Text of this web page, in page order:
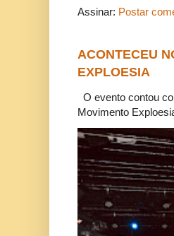
Assinar: Postar
ACONTECEU
EXPLOESIA
O evento contou
Movimento